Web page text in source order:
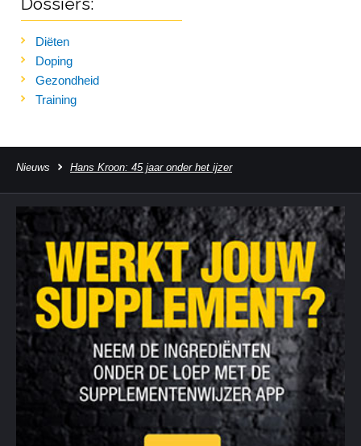
Diëten
Doping
Gezondheid
Training
Nieuws Hans Kroon: 45 jaar onder het ijzer